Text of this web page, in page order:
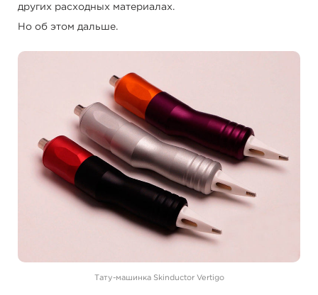
других расходных материалах.
Но об этом дальше.
Тату-машинка Skinductor Vertigo